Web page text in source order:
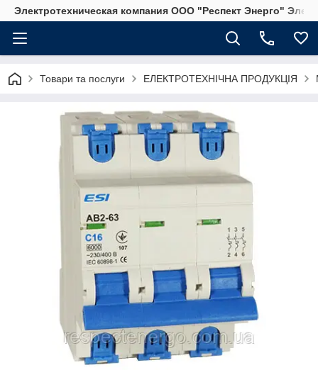
Электротехническая компания ООО "Респект Энерго"
Товари та послуги ЕЛЕКТРОТЕХНІЧНА ПРОДУКЦІЯ